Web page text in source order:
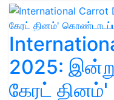
2025:
கேரட் தினம்'